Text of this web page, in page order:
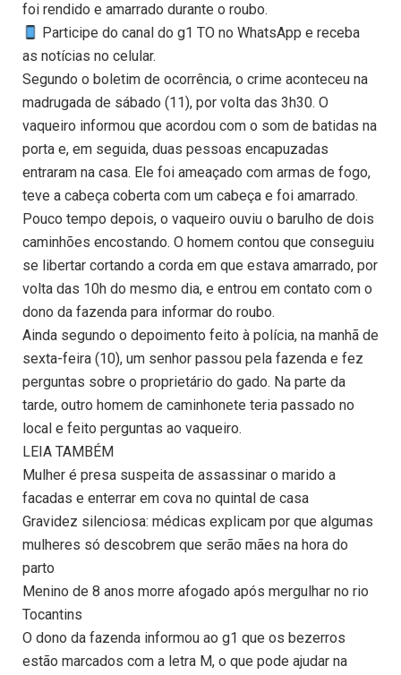
foi rendido e amarrado durante o roubo.
Participe do canal do g1 TO no WhatsApp e receba
as notícias no celular.
Segundo o boletim de ocorrência, o crime aconteceu na
madrugada de sábado (11), por volta das 3h30. O
vaqueiro informou que acordou com o som de batidas na
porta e, em seguida, duas pessoas encapuzadas
entraram na casa. Ele foi ameaçado com armas de fogo,
teve a cabeça coberta com um cabeça e foi amarrado.
Pouco tempo depois, o vaqueiro ouviu o barulho de dois
caminhões encostando. O homem contou que conseguiu
se libertar cortando a corda em que estava amarrado, por
volta das 10h do mesmo dia, e entrou em contato com o
dono da fazenda para informar do roubo.
Ainda segundo o depoimento feito à polícia, na manhã de
sexta-feira (10), um senhor passou pela fazenda e fez
perguntas sobre o proprietário do gado. Na parte da
tarde, outro homem de caminhonete teria passado no
local e feito perguntas ao vaqueiro.
LEIA TAMBÉM
Mulher é presa suspeita de assassinar o marido a
facadas e enterrar em cova no quintal de casa
Gravidez silenciosa: médicas explicam por que algumas
mulheres só descobrem que serão mães na hora do
parto
Menino de 8 anos morre afogado após mergulhar no rio
Tocantins
O dono da fazenda informou ao g1 que os bezerros
estão marcados com a letra M, o que pode ajudar na